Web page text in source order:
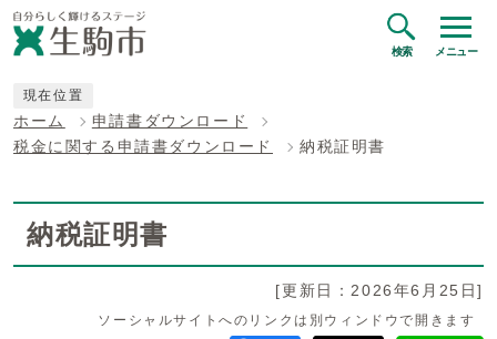
検索 メニュー
現在位置
ホーム
申請書ダウンロード
税金に関する申請書ダウンロード
納税証明書
納税証明書
[更新日：2026年6月25日]
ソーシャルサイトへのリンクは別ウィンドウで開きます